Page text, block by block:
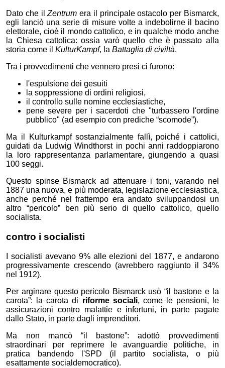
Dato che ilZentrum era il principale ostacolo per Bismarck,
egli lanciò una serie di misure volte a indebolirne il bacino
elettorale, cioè il mondo cattolico, e in qualche modo anche
la Chiesa cattolica: ossia varò quello che è passato alla
storia come ilKulturKampf, laBattaglia di civiltà.
Tra i provvedimenti che vennero presi ci furono:
l'espulsione dei gesuiti
la soppressione di ordini religiosi,
il controllo sulle nomine ecclesiastiche,
pene severe per i sacerdoti che "turbassero l'ordine
pubblico" (ad esempio con prediche “scomode”).
Ma il Kulturkampf sostanzialmente fallì, poiché i cattolici,
guidati da Ludwig Windthorst in pochi anni raddoppiarono
la loro rappresentanza parlamentare, giungendo a quasi
100 seggi.
Questo spinse Bismarck ad attenuare i toni, varando nel
1887 una nuova, e più moderata, legislazione ecclesiastica,
anche perché nel frattempo era andato sviluppandosi un
altro “pericolo” ben più serio di quello cattolico, quello
socialista.
contro i socialisti
I socialisti avevano 9% alle elezioni del 1877, e andarono
progressivamente crescendo (avrebbero raggiunto il 34%
nel 1912).
Per arginare questo pericolo Bismarck usò “il bastone e la
carota”:
la carota di riforme sociali, come le pensioni, le
assicurazioni contro malattie e infortuni, in parte pagate
dallo Stato, in parte dagli imprenditori.
Ma non mancò “il bastone”: adottò provvedimenti
straordinari per reprimere le avanguardie politiche, in
pratica bandendo l'SPD (il partito socialista, o più
esattamente socialdemocratico).